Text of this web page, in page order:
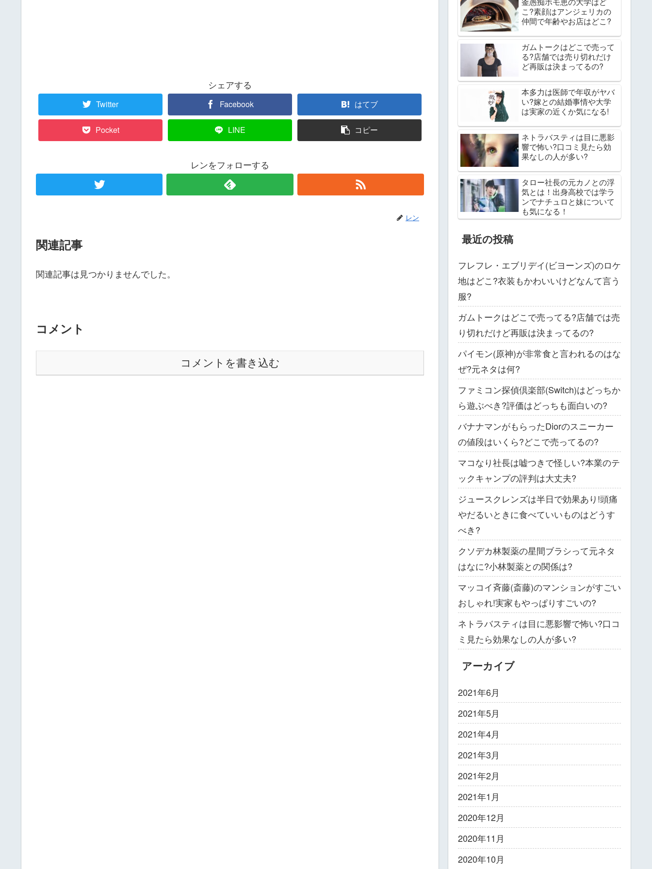
シェアする
Twitter Facebook はてブ
Pocket LINE コピー
レンをフォローする
レン
関連記事
関連記事は見つかりませんでした。
コメント
コメントを書き込む
こ?素顔はアンジェリカの
仲間で年齢やお店はどこ?
ガムトークはどこで売って
る?店舗では売り切れだけ
ど再販は決まってるの?
本多力は医師で年収がヤバ
い?嫁との結婚事情や大学
は実家の近くか気になる!
ネトラバスティは目に悪影
響で怖い?口コミ見たら効
果なしの人が多い?
タロー社長の元カノとの浮
気とは！出身高校では学ラ
ンでナチュロと妹について
も気になる！
最近の投稿
フレフレ・エブリデイ(ビヨーンズ)のロケ
地はどこ?衣装もかわいいけどなんて言う
服?
ガムトークはどこで売ってる?店舗では売
り切れだけど再販は決まってるの?
パイモン(原神)が非常食と言われるのはな
ぜ?元ネタは何?
ファミコン探偵倶楽部(Switch)はどっちか
ら遊ぶべき?評価はどっちも面白いの?
バナナマンがもらったDiorのスニーカー
の値段はいくら?どこで売ってるの?
マコなり社長は嘘つきで怪しい?本業のテ
ックキャンプの評判は大丈夫?
ジュースクレンズは半日で効果あり!頭痛
やだるいときに食べていいものはどうす
べき?
クソデカ林製薬の星間ブラシって元ネタ
はなに?小林製薬との関係は?
マッコイ斉藤(斎藤)のマンションがすごい
おしゃれ!実家もやっぱりすごいの?
ネトラバスティは目に悪影響で怖い?口コ
ミ見たら効果なしの人が多い?
アーカイブ
2021年6月
2021年5月
2021年4月
2021年3月
2021年2月
2021年1月
2020年12月
2020年11月
2020年10月